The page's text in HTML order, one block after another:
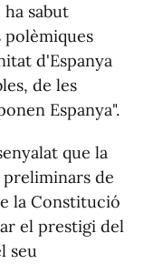
sabut
d'Espanya
de les
Espanya".
que la
de
la Constitució
el prestigi del
seu